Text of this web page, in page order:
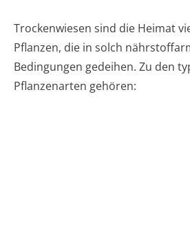
Trockenwiesen sind die Heimat
Pflanzen, die in solch
Bedingungen gedeihen. Zu den
Pflanzenarten gehören: